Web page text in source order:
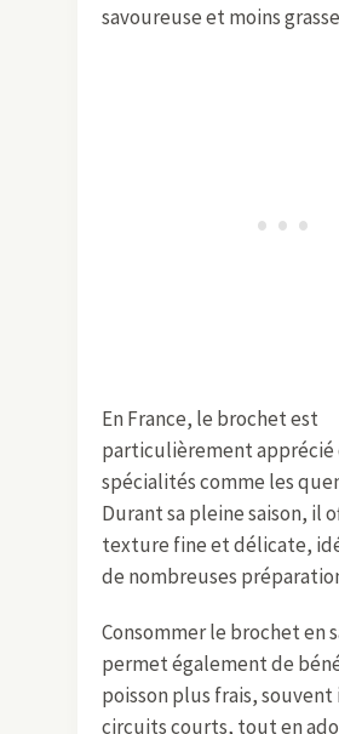
savoureuse et moins
En France, le brochet est
particulièrement apprécié
spécialités comme les
Durant sa pleine saison, il
texture fine et délicate,
de nombreuses
Consommer le brochet en
permet également de
poisson plus frais, souvent
circuits courts, tout en